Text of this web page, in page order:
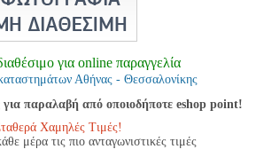
για online παραγγελία
Αθήνας - Θεσσαλονίκης
παραλαβή από οποιοδήποτε eshop point!
Χαμηλές Τιμές!
μέρα τις πιο ανταγωνιστικές τιμές